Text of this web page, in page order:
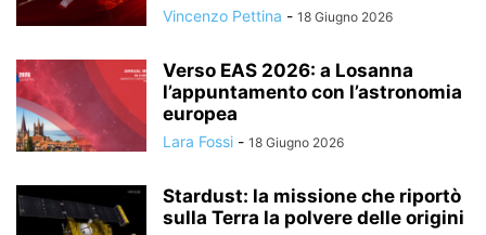
Vincenzo Pettina - 18 Giugno 2026
Verso EAS 2026: a Losanna
l’appuntamento con l’astronomia
europea
Lara Fossi - 18 Giugno 2026
Stardust: la missione che riportò
sulla Terra la polvere delle origini